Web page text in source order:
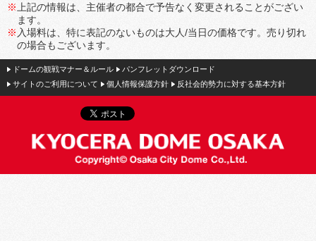
※ 上記の情報は、主催者の都合で予告なく変更されることがござい
ます。
※ 入場料は、特に表記のないものは大人/当日の価格です。売り切れ
の場合もございます。
ドームの観戦マナー＆ルール
パンフレットダウンロード
サイトのご利用について
個人情報保護方針 反社会的勢力に対する基本方針